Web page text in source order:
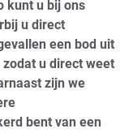
kunt u bij ons
u direct
een bod uit
u direct weet
zijn we
bent van een